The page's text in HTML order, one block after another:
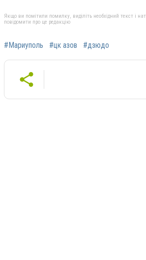
Якщо ви помітили помилку, виділіть необхідний текст і
повідомити про це редакцію
#Мариуполь #цк азов #дзюдо